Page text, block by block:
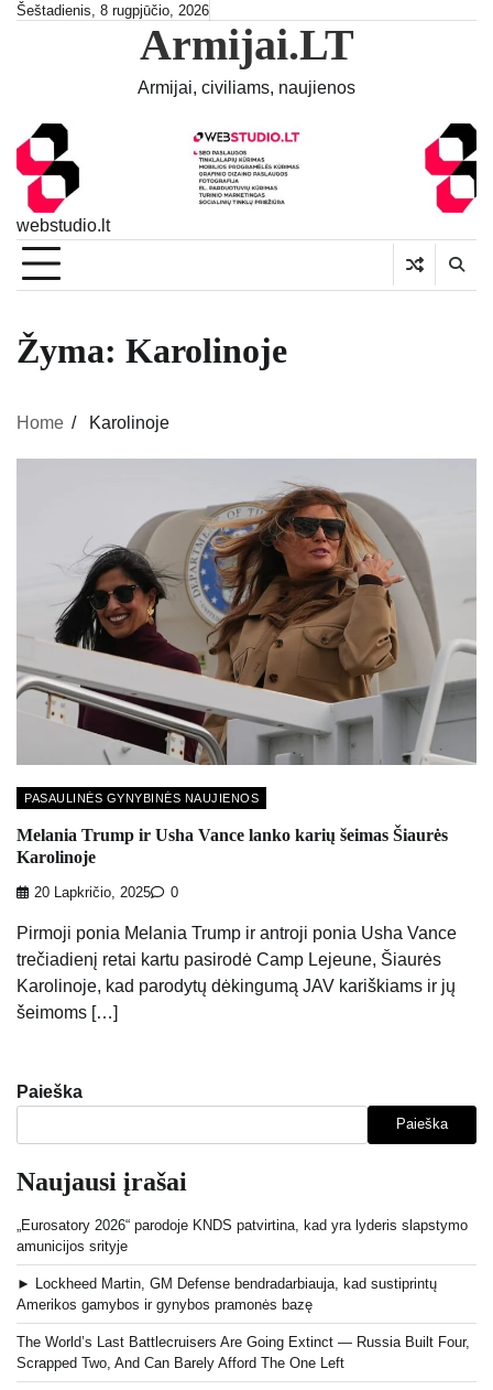
SkipŠeštadienis, 8 rugpjūčio, 2026
Armijai.LT
Armijai, civiliams, naujienos
webstudio.lt
Žyma: Karolinoje
Home Karolinoje
PASAULINĖS GYNYBINĖS NAUJIENOS
Melania Trump ir Usha Vance lanko karių šeimas Šiaurės
Karolinoje
20 Lapkričio, 2025 0
Pirmoji ponia Melania Trump ir antroji ponia Usha Vance
trečiadienį retai kartu pasirodė Camp Lejeune, Šiaurės
Karolinoje, kad parodytų dėkingumą JAV kariškiams ir jų
šeimoms […]
Paieška
Paieška
Naujausi įrašai
„Eurosatory 2026“ parodoje KNDS patvirtina, kad yra lyderis slapstymo
amunicijos srityje
► Lockheed Martin, GM Defense bendradarbiauja, kad sustiprintų
Amerikos gamybos ir gynybos pramonės bazę
The World’s Last Battlecruisers Are Going Extinct — Russia Built Four,
Scrapped Two, And Can Barely Afford The One Left